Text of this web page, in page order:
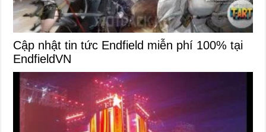
Cập nhật tin tức Endfield miễn phí 100% tại
EndfieldVN